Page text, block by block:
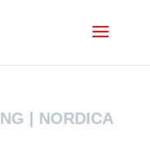
| NORDICA